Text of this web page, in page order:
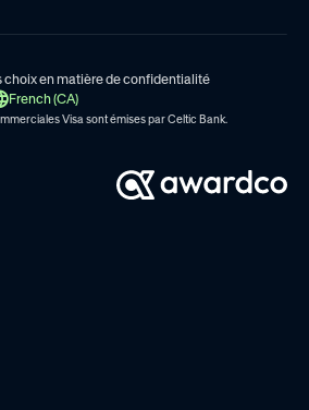
choix en matière de confidentialité
French (CA)
Visa sont émises parCeltic Bank.